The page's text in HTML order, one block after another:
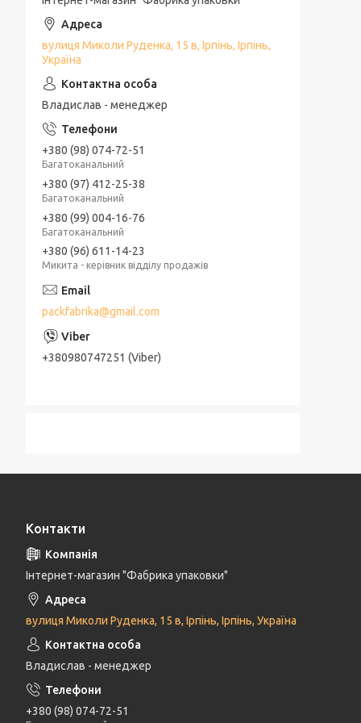
Мило
Порошок для прання
Плащі-дощовики
Декор
Розпалювачі
Універсальні товари
вулиця Миколи Руденка, 15 в, Ірпінь, Ірпінь,
Україна
Владислав - менеджер
+380 (98) 074-72-51
Багатоканальний
+380 (97) 412-25-38
Багатоканальний
+380 (99) 004-16-76
Багатоканальний
+380 (96) 611-14-23
Микита - керівник відділу продажів
packfabrika@gmail.com
+380980747251 (Viber)
Контакти
Інтернет-магазин "Фабрика упаковки"
вулиця Миколи Руденка, 15 в, Ірпінь, Ірпінь, Україна
Владислав - менеджер
+380 (98) 074-72-51